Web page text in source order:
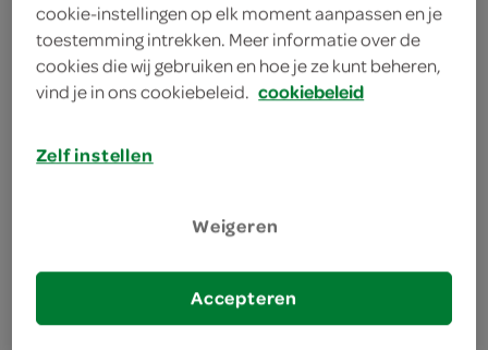
chocolade-graanbolletjes, gepasteuriseerd
inhoud en gewicht
cookie-instellingen op elk moment aanpassen en je
toestemming intrekken. Meer informatie over de
cookies die wij gebruiken en hoe je ze kunt beheren,
vind je in ons cookiebeleid. cookiebeleid
Zelf instellen
Weigeren
Accepteren